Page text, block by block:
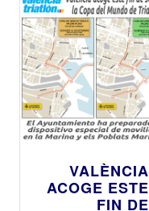
VALÈNCIA
ACOGE ESTE
FIN DE